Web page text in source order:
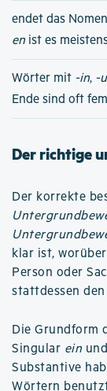
endet das
en ist es
Wörter mit -in, -
Ende sind oft
Der richtige
Der korrekte
klar ist,
Person oder
stattdessen
Die Grundform
Singular ein und
Substantive
Wörtern